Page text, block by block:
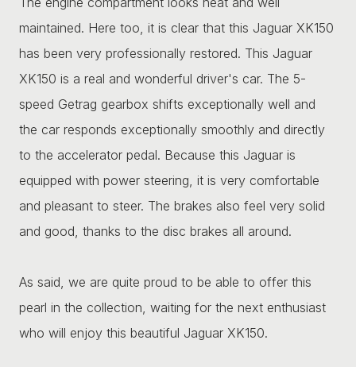
maintained. Here too, it is clear that this Jaguar XK150
has been very professionally restored. This Jaguar
XK150 is a real and wonderful driver's car. The 5-
speed Getrag gearbox shifts exceptionally well and
the car responds exceptionally smoothly and directly
to the accelerator pedal. Because this Jaguar is
equipped with power steering, it is very comfortable
and pleasant to steer. The brakes also feel very solid
and good, thanks to the disc brakes all around.
As said, we are quite proud to be able to offer this
pearl in the collection, waiting for the next enthusiast
who will enjoy this beautiful Jaguar XK150.